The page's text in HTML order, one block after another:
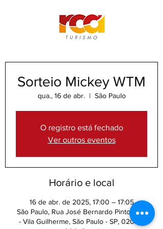
Sorteio Mickey WTM
qua., 16 de abr.
  |
São Paulo
O registro está fechado
Ver outros eventos
Horário e local
16 de abr. de 2025, 17:00 – 17:05
São Paulo, Rua José Bernardo Pinto, 333
- Vila Guilherme, São Paulo - SP, 02055-